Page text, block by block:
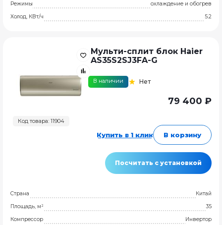
Режимы
охлаждение и обогрев
Холод, КВт/ч
5.2
Код товара: 11904
Мульти-сплит блок Haier
AS35S2SJ3FA-G
В наличии Нет
79 400 ₽
Купить в 1 клик В корзину
Посчитать с установкой
Страна
Китай
Площадь, м²
35
Компрессор
Инвертор